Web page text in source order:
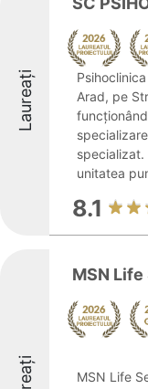
Laureați
Arad, pe
specializat.
unitatea
8.1
MSN
MSN Life